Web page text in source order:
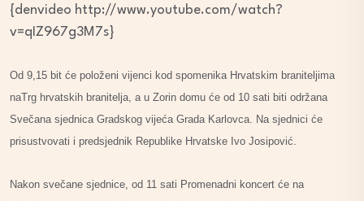
{denvideo http://www.youtube.com/watch?
v=qIZ967g3M7s}
Od 9,15 bit će položeni vijenci kod spomenika Hrvatskim braniteljima
naTrg hrvatskih branitelja, a u Zorin domu će od 10 sati biti održana
Svečana sjednica Gradskog vijeća Grada Karlovca. Na sjednici će
prisustvovati i predsjednik Republike Hrvatske Ivo Josipović.
Nakon svečane sjednice, od 11 sati Promenadni koncert će na